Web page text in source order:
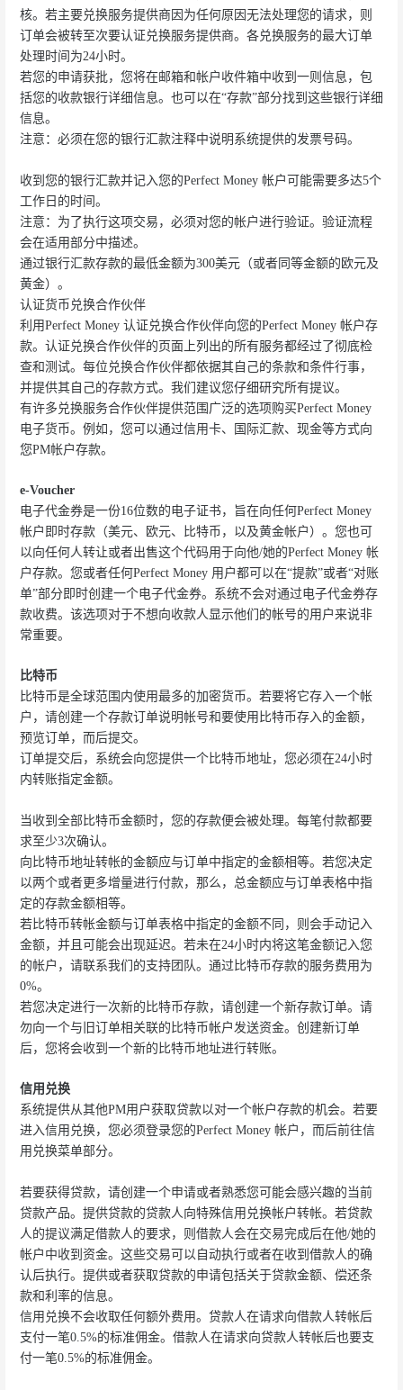
核。若主要兑换服务提供商因为任何原因无法处理您的请求，则
订单会被转至次要认证兑换服务提供商。各兑换服务的最大订单
处理时间为24小时。
若您的申请获批，您将在邮箱和帐户收件箱中收到一则信息，包
括您的收款银行详细信息。也可以在“存款”部分找到这些银行详细
信息。
注意：必须在您的银行汇款注释中说明系统提供的发票号码。
收到您的银行汇款并记入您的Perfect Money 帐户可能需要多达5个
工作日的时间。
注意：为了执行这项交易，必须对您的帐户进行验证。验证流程
会在适用部分中描述。
通过银行汇款存款的最低金额为300美元（或者同等金额的欧元及
黄金）。
认证货币兑换合作伙伴
利用Perfect Money 认证兑换合作伙伴向您的Perfect Money 帐户存
款。认证兑换合作伙伴的页面上列出的所有服务都经过了彻底检
查和测试。每位兑换合作伙伴都依据其自己的条款和条件行事，
并提供其自己的存款方式。我们建议您仔细研究所有提议。
有许多兑换服务合作伙伴提供范围广泛的选项购买Perfect Money
电子货币。例如，您可以通过信用卡、国际汇款、现金等方式向
您PM帐户存款。
e-Voucher
电子代金券是一份16位数的电子证书，旨在向任何Perfect Money
帐户即时存款（美元、欧元、比特币，以及黄金帐户）。您也可
以向任何人转让或者出售这个代码用于向他/她的Perfect Money 帐
户存款。您或者任何Perfect Money 用户都可以在“提款”或者“对账
单”部分即时创建一个电子代金券。系统不会对通过电子代金券存
款收费。该选项对于不想向收款人显示他们的帐号的用户来说非
常重要。
比特币
比特币是全球范围内使用最多的加密货币。若要将它存入一个帐
户，请创建一个存款订单说明帐号和要使用比特币存入的金额，
预览订单，而后提交。
订单提交后，系统会向您提供一个比特币地址，您必须在24小时
内转账指定金额。
当收到全部比特币金额时，您的存款便会被处理。每笔付款都要
求至少3次确认。
向比特币地址转帐的金额应与订单中指定的金额相等。若您决定
以两个或者更多增量进行付款，那么，总金额应与订单表格中指
定的存款金额相等。
若比特币转帐金额与订单表格中指定的金额不同，则会手动记入
金额，并且可能会出现延迟。若未在24小时内将这笔金额记入您
的帐户，请联系我们的支持团队。通过比特币存款的服务费用为
0%。
若您决定进行一次新的比特币存款，请创建一个新存款订单。请
勿向一个与旧订单相关联的比特币帐户发送资金。创建新订单
后，您将会收到一个新的比特币地址进行转账。
信用兑换
系统提供从其他PM用户获取贷款以对一个帐户存款的机会。若要
进入信用兑换，您必须登录您的Perfect Money 帐户，而后前往信
用兑换菜单部分。
若要获得贷款，请创建一个申请或者熟悉您可能会感兴趣的当前
贷款产品。提供贷款的贷款人向特殊信用兑换帐户转帐。若贷款
人的提议满足借款人的要求，则借款人会在交易完成后在他/她的
帐户中收到资金。这些交易可以自动执行或者在收到借款人的确
认后执行。提供或者获取贷款的申请包括关于贷款金额、偿还条
款和利率的信息。
信用兑换不会收取任何额外费用。贷款人在请求向借款人转帐后
支付一笔0.5%的标准佣金。借款人在请求向贷款人转帐后也要支
付一笔0.5%的标准佣金。